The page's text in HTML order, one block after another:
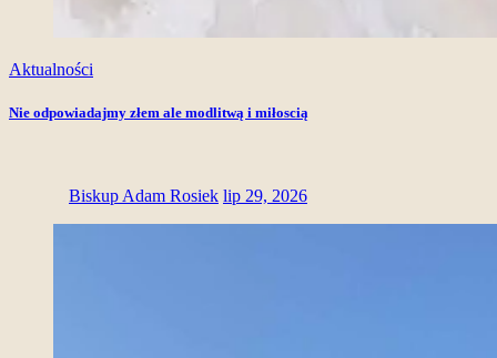
Aktualności
Nie odpowiadajmy złem ale modlitwą i miłoscią
Biskup Adam Rosiek lip 29, 2026